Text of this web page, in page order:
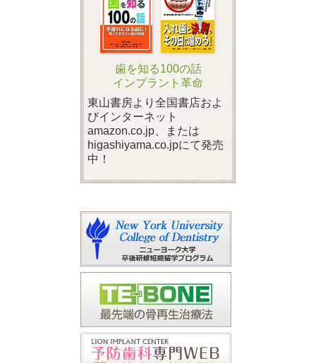
歯を知る100の話
インプラント革命
東山書房より全国書店およ
びインターネット
amazon.co.jp、または
higashiyama.co.jpにて発売
中！